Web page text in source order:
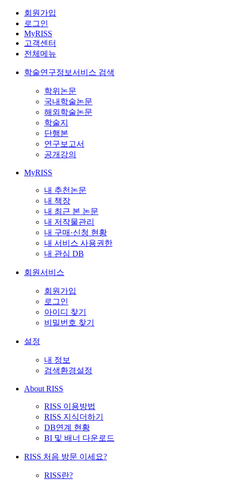
회원가입
로그인
MyRISS
고객센터
전체메뉴
학술연구정보서비스 검색
학위논문
국내학술논문
해외학술논문
학술지
단행본
연구보고서
공개강의
MyRISS
내 추천논문
내 책장
내 최근 본 논문
내 저작물관리
내 구매·신청 현황
내 서비스 사용권한
내 관심 DB
회원서비스
회원가입
로그인
아이디 찾기
비밀번호 찾기
설정
내 정보
검색환경설정
About RISS
RISS 이용방법
RISS 지식더하기
DB연계 현황
BI 및 배너 다운로드
RISS 처음 방문 이세요?
RISS란?